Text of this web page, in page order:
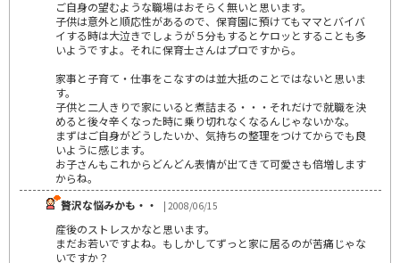
ご自身の望むような職場はおそらく無いと思います。
子供は意外と順応性があるので、保育園に預けてもママとバイバ
イする時は大泣きでしょうが５分もするとケロッとすることも多
いようですよ。それに保育士さんはプロですから。
家事と子育て・仕事をこなすのは並大抵のことではないと思いま
す。
子供と二人きりで家にいると煮詰まる・・・それだけで就職を決
めると後々辛くなった時に乗り切れなくなるんじゃないかな。
まずはご自身がどうしたいか、気持ちの整理をつけてからでも良
いように感じます。
お子さんもこれからどんどん表情が出てきて可愛さも倍増します
からね。
贅沢な悩みかも・・
| 2008/06/15
産後のストレスかなと思います。
まだお若いですよね。もしかしてずっと家に居るのが苦痛じゃな
いですか？